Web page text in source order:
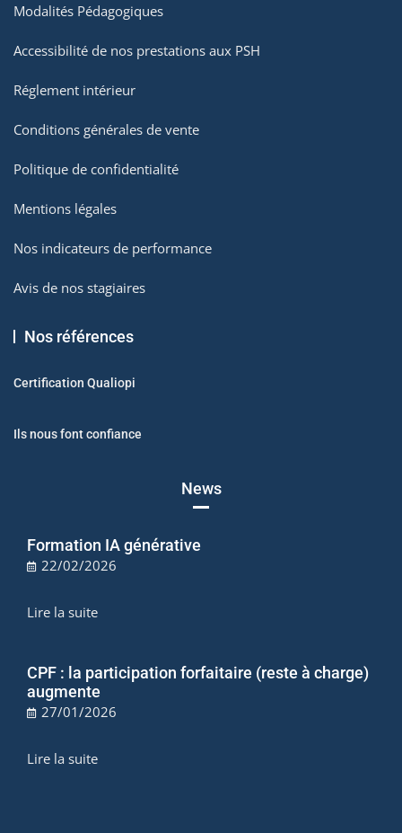
Modalités Pédagogiques
Accessibilité de nos prestations aux PSH
Réglement intérieur
Conditions générales de vente
Politique de confidentialité
Mentions légales
Nos indicateurs de performance
Avis de nos stagiaires
Nos références
Certification Qualiopi
Ils nous font confiance
News
Formation IA générative
22/02/2026
Lire la suite
CPF : la participation forfaitaire (reste à charge)
augmente
27/01/2026
Lire la suite